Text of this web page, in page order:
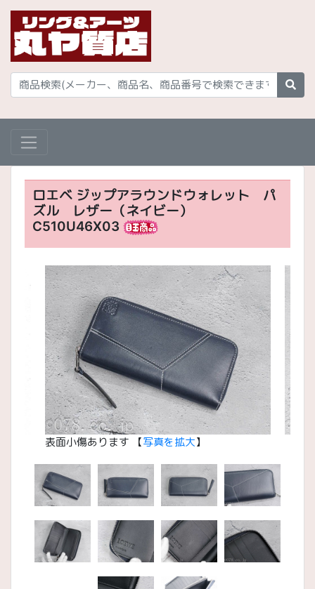
ロエベ ジップアラウンドウォレット パ
ズル レザー（ネイビー）
C510U46X03
表面小傷あります 【写真を拡大】